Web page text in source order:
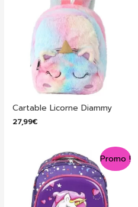
Cartable Licorne Diammy
27,99€
Promo !